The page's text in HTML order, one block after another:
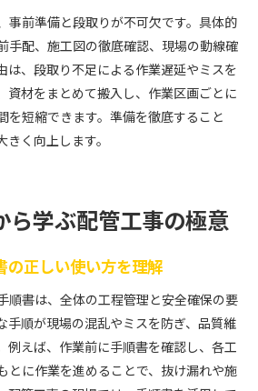
新動向を押さえたスキルアップ
後を左右する革新技術の紹介
特徴を分かりやすく紹介
な種類とその特徴を丁寧に解説
り方と種類ごとの施工ポイント
道・ガス・空調別の特徴とは
種類別に見る費用や工程の違い
事前準備と段取りが不可欠です。具体的
手配、施工図の徹底確認、現場の動線確
は、段取り不足による作業遅延やミスを
資材をまとめて搬入し、作業区画ごとに
を短縮できます。準備を徹底すること
く向上します。
ら学ぶ配管工事の極意
の正しい使い方を理解
順書は、全体の工程管理と安全確保の要
手順が現場の混乱やミスを防ぎ、品質維
例えば、作業前に手順書を確認し、各工
とに作業を進めることで、抜け漏れや施